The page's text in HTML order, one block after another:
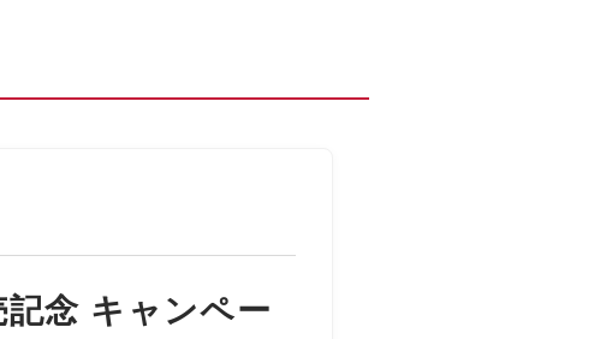
念 キャンペー